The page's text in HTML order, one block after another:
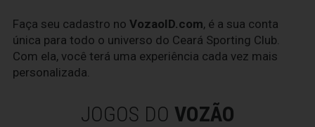
Faça seu cadastro no VozaoID.com, é a sua conta
única para todo o universo do Ceará Sporting Club.
Com ela, você terá uma experiência cada vez mais
personalizada.
JOGOS DO VOZÃO